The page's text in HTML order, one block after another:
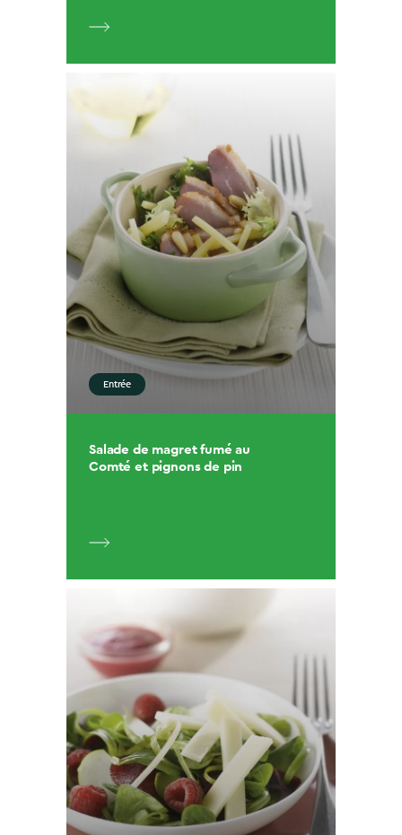
Entrée
Salade de magret fumé au
Comté et pignons de pin